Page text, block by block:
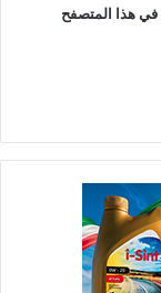
في هذا المتصفح